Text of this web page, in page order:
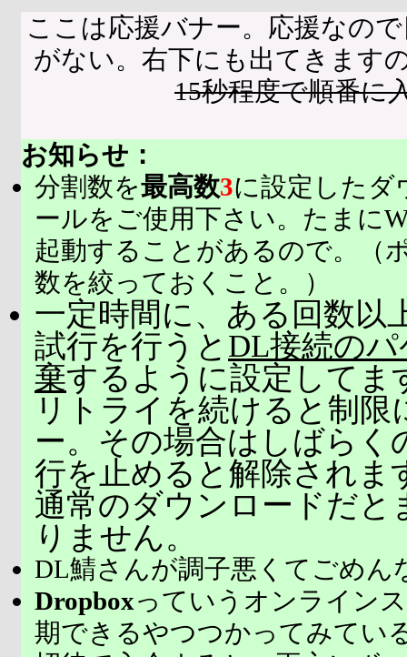
ここは応援バナー。応援なの
がない。右下にも出てきます
15秒程度で順番に
お知らせ：
分割数を最高数3に設定したダ
ールをご使用下さい。たまに
起動することがあるので。（
数を絞っておくこと。）
一定時間に、ある回数以
試行を行うと DL接続の
棄するように設定してま
リトライを続けると制限
ー。その場合はしばらく
行を止めると解除されま
通常のダウンロードだと
りません。
DL鯖さんが調子悪くてごめん
Dropboxっていうオンライン
期できるやつつかってみてい